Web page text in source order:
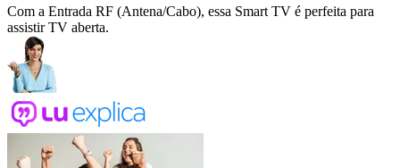
Com a Entrada RF (Antena/Cabo), essa Smart TV é perfeita para
assistir TV aberta.